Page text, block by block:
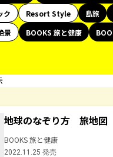
ク
Resort Style 島旅
景
BOOKS 旅と健康
地球のなぞり方 旅地
BOOKS 旅と健康
2022.11.25 発売